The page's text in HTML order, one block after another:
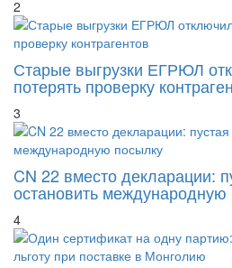
2
Старые выгрузки ЕГРЮЛ
потерять проверку
3
CN 22 вместо декларации:
остановить международную
4